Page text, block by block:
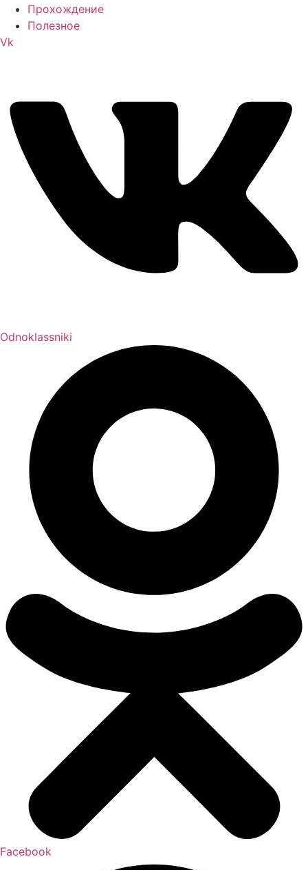
Прохождение
Полезное
Vk
Odnoklassniki
Facebook